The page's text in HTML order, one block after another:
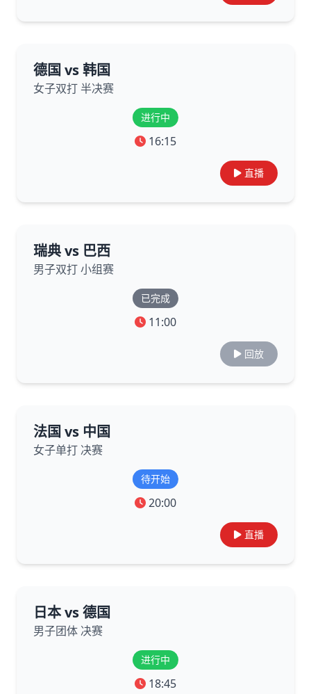
德国 vs 韩国
女子双打 半决赛
进行中
16:15
直播
瑞典 vs 巴西
男子双打 小组赛
已完成
11:00
回放
法国 vs 中国
女子单打 决赛
待开始
20:00
直播
日本 vs 德国
男子团体 决赛
进行中
18:45